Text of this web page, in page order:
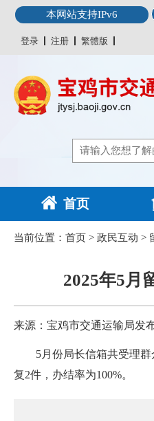
本网站支持IPv6
登录 注册 繁體版
首页
当前位置： 首页 > 政民互动 >
2025年5月
来源：宝鸡市交通运输局发
5月份局长信箱共受理
复2件，办结率为100%。